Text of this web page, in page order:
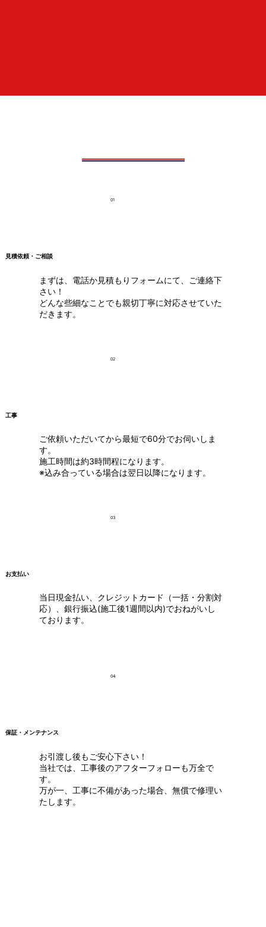
01
まずは、電話か見積もりフォームにて、ご連絡下
さい！
どんな些細なことでも親切丁寧に対応させていた
だきます。
見積依頼・ご相談
02
ご依頼いただいてから最短で60分でお伺いしま
す。
施工時間は約3時間程になります。
※込み合っている場合は翌日以降になります。
工事
03
当日現金払い、クレジットカード（一括・分割対
応）、銀行振込(施工後1週間以内)でおねがいし
ております。
お支払い
04
お引渡し後もご安心下さい！
当社では、工事後のアフターフォローも万全で
す。
万が一、工事に不備があった場合、無償で修理い
たします。
保証・メンテナンス